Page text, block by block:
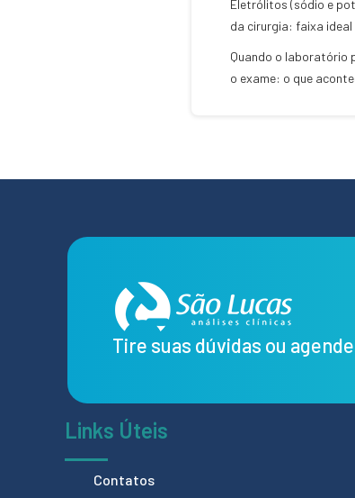
Eletrólitos (sódio e
da cirurgia: faixa ideal
Quando o laboratório
o exame: o que
Tire suas dúvidas ou
Links Úteis
Contatos